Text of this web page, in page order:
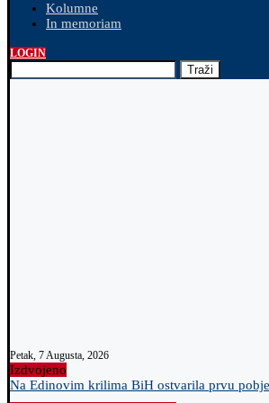
Kolumne
In memoriam
LOGIN
Traži
Petak, 7 Augusta, 2026
Izdvojeno
Na Edinovim krilima BiH ostvarila prvu